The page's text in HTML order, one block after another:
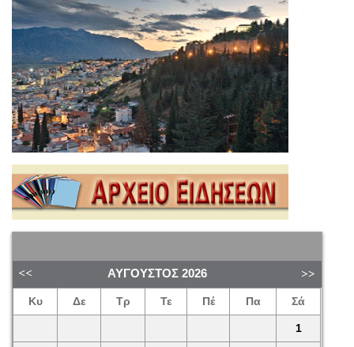
ΑΎΓΟΥΣΤΟΣ 2026
Κυ Δε Τρ Τε Πέ Πα Σά
1